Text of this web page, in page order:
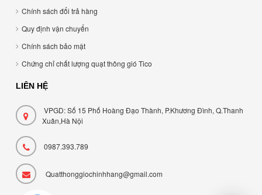
Chính sách đổi trả hàng
Quy định vận chuyển
Chính sách bảo mật
Chứng chỉ chất lượng quạt thông gió Tico
LIÊN HỆ
VPGD: Số 15 Phố Hoàng Đạo Thành, P.Khương Đình, Q.Thanh
Xuân,Hà Nội
0987.393.789
Quatthonggiochinhhang@gmail.com